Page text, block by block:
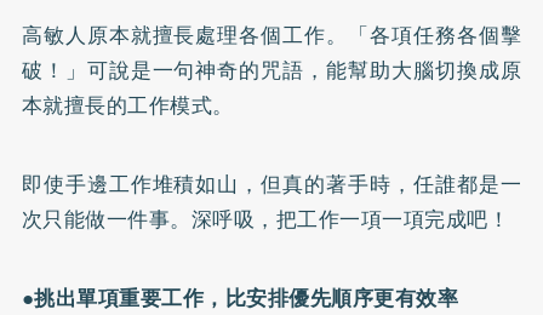
高敏人原本就擅長處理各個工作。「各項任務各個擊
破！」可說是一句神奇的咒語，能幫助大腦切換成原
本就擅長的工作模式。
即使手邊工作堆積如山，但真的著手時，任誰都是一
次只能做一件事。深呼吸，把工作一項一項完成吧！
●挑出單項重要工作，比安排優先順序更有效率